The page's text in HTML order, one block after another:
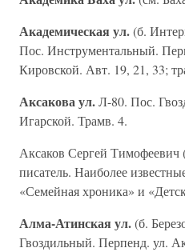
Академическая ул.(б.
Пос. Инструментальный.
Кировской. Авт. 19, 21, 33;
Аксакова ул.Л-80. Пос.
Игарской. Трамв. 4.
Аксаков Сергей
писатель. Наиболее
«Семейная хроника» и
Алма-Атинская ул.(б.
Гвоздильный. Перпенд. ул.